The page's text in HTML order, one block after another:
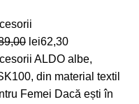
Prețul
inițial
a
fost:
lei62,30Prețul
curent
este:
lei62,30.
ALDO albe,
din material textil
Femei Dacă ești în